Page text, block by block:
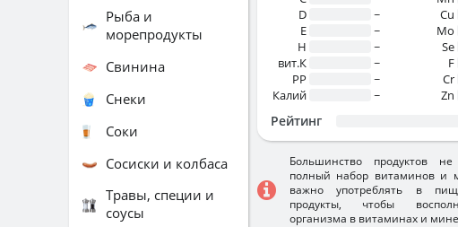
D
~
E
~
H
~
вит.К
~
PP
~
Калий
~
Cu
Mo
Se
F
Cr
Zn
Рейтинг
Большинство продуктов
полный набор витаминов и
важно употреблять в
продукты, чтобы
организма в витаминах и
Рыба и
морепродукты
Свинина
Снеки
Соки
Сосиски и колбаса
Травы, специи и
соусы